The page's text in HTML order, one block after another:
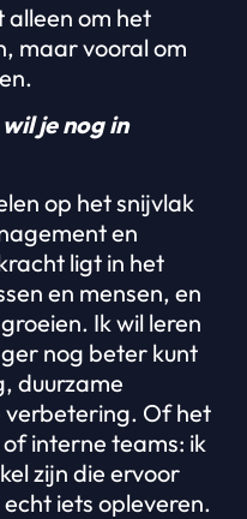
om het
maar vooral om
je nog in
op het snijvlak
en
ligt in het
en mensen, en
Ik wil leren
nog beter kunt
duurzame
verbetering. Of het
interne teams: ik
zijn die ervoor
iets opleveren.